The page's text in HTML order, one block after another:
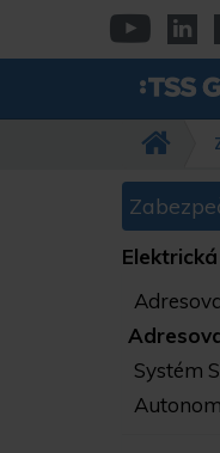
YouTube
Systém